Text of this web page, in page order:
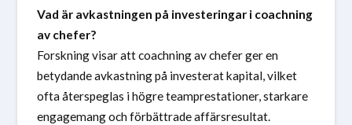
Vad är avkastningen på investeringar i coachning
av chefer?
Forskning visar att coachning av chefer ger en
betydande avkastning på investerat kapital, vilket
ofta återspeglas i högre teamprestationer, starkare
engagemang och förbättrade affärsresultat.